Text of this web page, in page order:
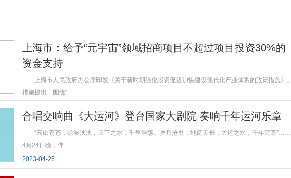
上海市：给予“元宇宙”领域招商项目不超过项目投资30%的
资金支持
上海市人民政府办公厅印发《关于新时期强化投资促进加快建设现代化产业体系的政策措施》。
措施提出，围绕“
合唱交响曲《大运河》登台国家大剧院 奏响千年运河乐章
“云山苍苍，绿波泱泱，天下之水，千里浩荡。岁月沧桑，地阔天长，大运之水，千年流芳”……
4月24日晚，伴
2023-04-25